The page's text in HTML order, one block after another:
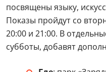
посвящены языку,
Показы пройдут со
20:00 и 21:00. В
субботы, добавят